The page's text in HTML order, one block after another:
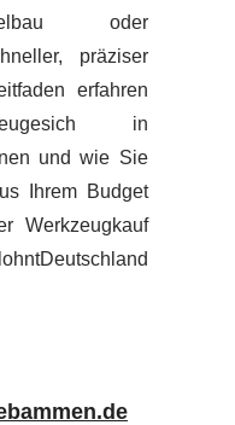
oder
präziser
erfahren
in
und wie Sie
Ihrem Budget
Werkzeugkauf